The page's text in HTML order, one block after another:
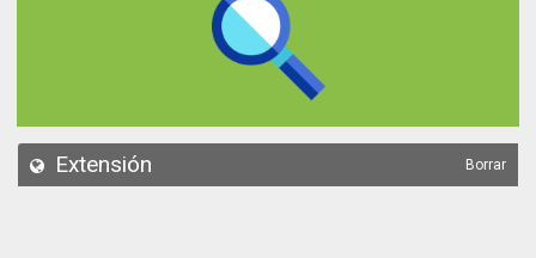
API
Extensión Borrar